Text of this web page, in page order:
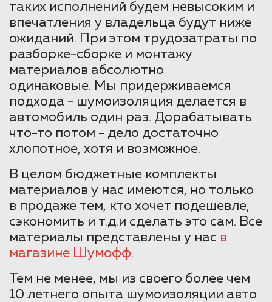
таких исполнений будем невысоким и
впечатления у владельца будут ниже
ожиданий. При этом трудозатраты по
разборке-сборке и монтажу
материалов абсолютно
одинаковые. Мы придерживаемся
подхода - шумоизоляция делается в
автомобиль один раз. Дорабатывать
что-то потом - дело достаточно
хлопотное, хотя и возможное.
В целом бюджетные комплекты
материалов у нас имеются, но только
в продаже тем, кто хочет подешевле,
сэкономить и т.д.и сделать это сам. Все
материалы представлены у нас в
магазине Шумофф.
Тем не менее, мы из своего более чем
10 летнего опыта шумоизоляции авто